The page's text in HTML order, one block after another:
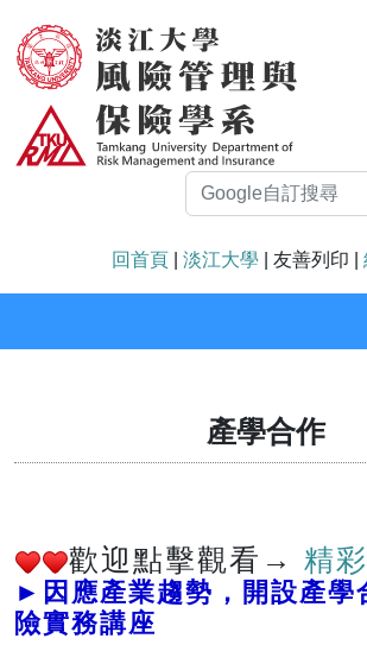
回首頁 淡江大學 | 友善列印 |
產學合作
歡迎點擊觀看→ 精
►因應產業趨勢，開設產學
險實務講座